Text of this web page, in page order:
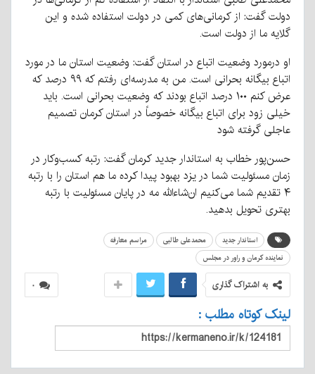
دولت گفت: از کرمانی‌های کمی در دولت استفاده شده و این
گلایه ما از دولت است.
او درمورد وضعیت اتباع در استان گفت: وضعیت استان ما در مورد
اتباع بیگانه بحرانی است. من به مدرسه‌ای رفتم که ۹۹ درصد که
عرض کنم ۱۰۰ درصد اتباع بودند که وضعیت بحرانی است. باید
خیلی زود برای اتباع بیگانه خصوصاً در استان کرمان تصمیم
عاجلی گرفته شود
حسن‌پور خطاب به استاندار جدید کرمان گفت: رتبه کسب‌وکار در
زمان مسئولیت شما در یزد بهبود پیدا کرده ما هم استان را با رتبه
۴ تقدیم شما می‌کنیم ان‌شاءالله مه در پایان مسئولیت با رتبه
بهتری تحویل بدهید.
استاندار جدید محمدعلی طالبی
مراسم معارفه
نماینده کرمان و راور در مجلس
۰ به اشتراک گذاری
لینک کوتاه مطلب :